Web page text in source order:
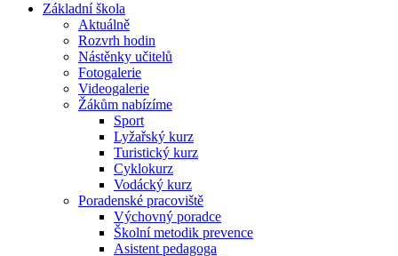
Základní škola
Aktuálně
Rozvrh hodin
Nástěnky učitelů
Fotogalerie
Videogalerie
Žákům nabízíme
Sport
Lyžařský kurz
Turistický kurz
Cyklokurz
Vodácký kurz
Poradenské pracoviště
Výchovný poradce
Školní metodik prevence
Asistent pedagoga